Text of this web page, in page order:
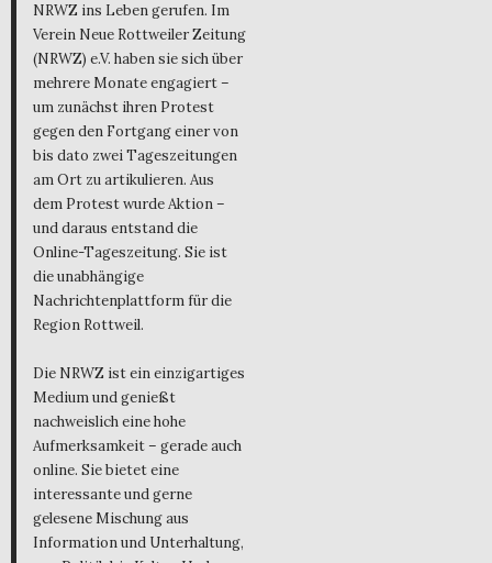
NRWZ ins Leben gerufen. Im
Verein Neue Rottweiler Zeitung
(NRWZ) e.V. haben sie sich über
mehrere Monate engagiert –
um zunächst ihren Protest
gegen den Fortgang einer von
bis dato zwei Tageszeitungen
am Ort zu artikulieren. Aus
dem Protest wurde Aktion –
und daraus entstand die
Online-Tageszeitung. Sie ist
die unabhängige
Nachrichtenplattform für die
Region Rottweil.
Die NRWZ ist ein einzigartiges
Medium und genießt
nachweislich eine hohe
Aufmerksamkeit – gerade auch
online. Sie bietet eine
interessante und gerne
gelesene Mischung aus
Information und Unterhaltung,